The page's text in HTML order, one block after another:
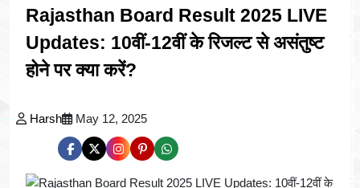
Rajasthan Board Result 2025 LIVE
Updates: 10वीं-12वीं के रिजल्ट से असंतुष्ट
होने पर क्या करें?
Harsh May 12, 2025